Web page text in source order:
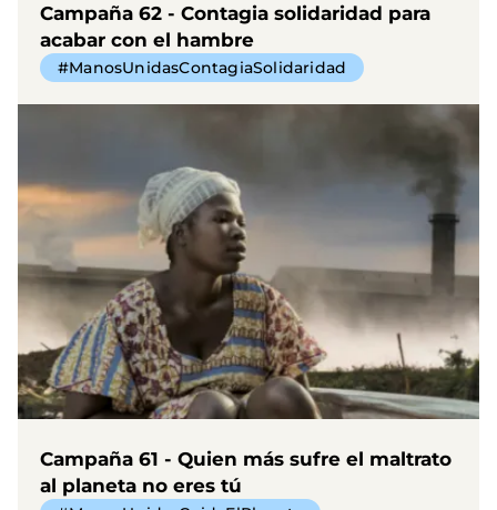
Campaña 62 - Contagia solidaridad para
acabar con el hambre
#ManosUnidasContagiaSolidaridad
Campaña 61 - Quien más sufre el maltrato
al planeta no eres tú